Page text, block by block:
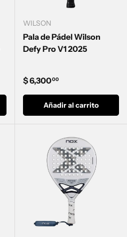
WILSON
Pala de Pádel Wilson
Defy Pro V1 2025
Precio normal
$ 6,30000
Añadir al carrito